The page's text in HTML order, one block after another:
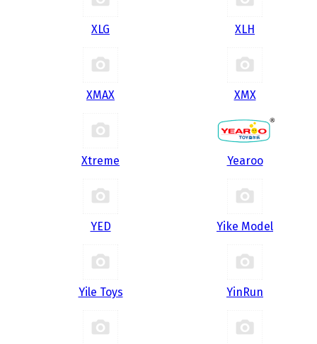
XLG XLH
XMAX XMX
Xtreme Yearoo
YED Yike Model
Yile Toys YinRun